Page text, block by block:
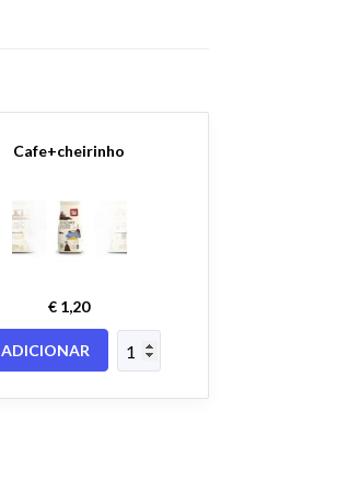
Cafe+cheirinho
€ 1,20
ADICIONAR